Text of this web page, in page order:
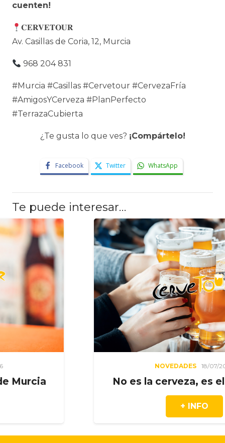
cuenten!
𝐂𝐄𝐑𝐕𝐄𝐓𝐎𝐔𝐑
Av. Casillas de Coria, 12, Murcia
968 204 831
#Murcia #Casillas #Cervetour #CervezaFría
#AmigosYCerveza #PlanPerfecto
#TerrazaCubierta
¿Te gusta lo que ves? ¡Compártelo!
Facebook Twitter WhatsApp
Te puede interesar…
18/07/2026
No es la cerveza, es el momento